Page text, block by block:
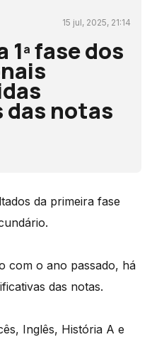
15 jul, 2025, 21:14
fase dos
notas
da primeira fase
com o ano passado, há
das notas.
Inglês, História A e